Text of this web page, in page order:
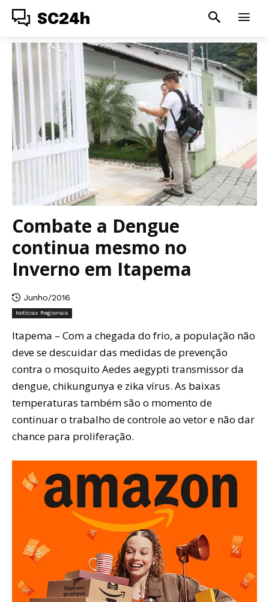
SC24h
Combate a Dengue
continua mesmo no
Inverno em Itapema
Junho/2016
Notícias Regionais
Itapema – Com a chegada do frio, a população não
deve se descuidar das medidas de prevenção
contra o mosquito Aedes aegypti transmissor da
dengue, chikungunya e zika vírus. As baixas
temperaturas também são o momento de
continuar o trabalho de controle ao vetor e não dar
chance para proliferação.